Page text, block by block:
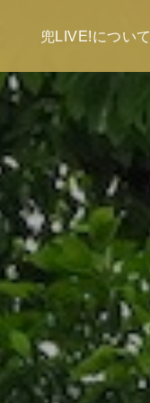
兜LIVE!について